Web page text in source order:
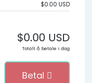
$0.00 USD
$0.00 USD
Totalt å betale i dag
Betal